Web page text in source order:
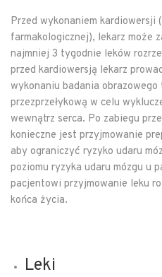
Przed wykonaniem kardiowersji
farmakologicznej), lekarz może
najmniej 3 tygodnie leków
przed kardiowersją lekarz
wykonaniu badania
przezprzełykową w celu
wewnątrz serca. Po zabiegu
konieczne jest przyjmowanie
aby ograniczyć ryzyko udaru
poziomu ryzyka udaru mózgu u
pacjentowi przyjmowanie leku
końca życia.
Leki